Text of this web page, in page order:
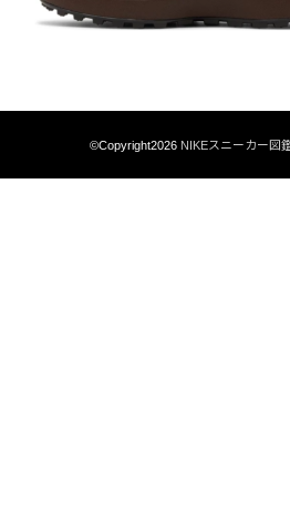
©Copyright2026 NIKEスニーカー図